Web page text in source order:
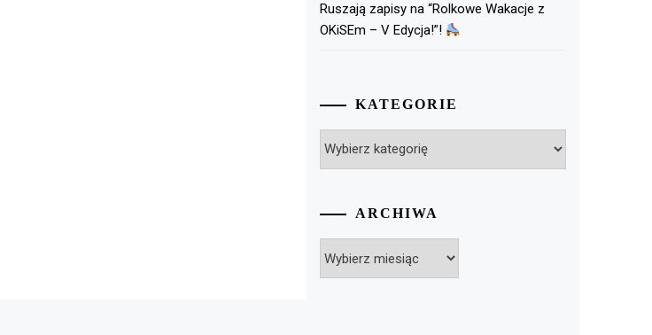
Ruszają zapisy na “Rolkowe Wakacje z
OKiSEm – V Edycja!”!
KATEGORIE
ARCHIWA